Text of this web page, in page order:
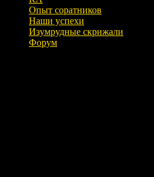
Опыт соратников
Наши успехи
Изумрудные скрижали
Форум